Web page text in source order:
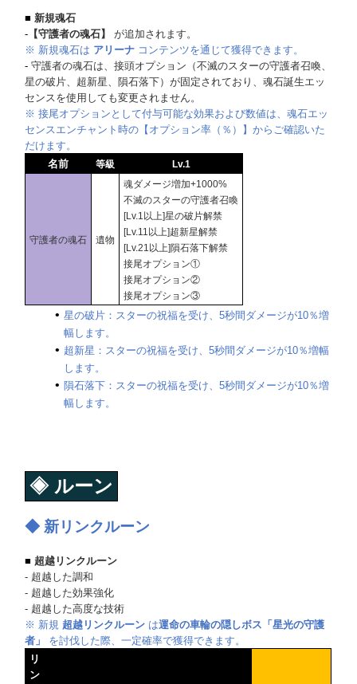
■新規魂石
- 【守護者の魂石】
が追加されます。
※ 新規魂石は アリーナ コンテンツを通じて獲得できます。
-守護者の魂石は、接頭オプション（不滅のスターの守護者召喚、
星の破片、超新星、隕石落下）が固定されており、魂石誕生エッ
センスを使用しても変更されません。
※ 接尾オプションとして付与可能な効果および数値は、魂石エッ
センスエンチャント時の【オプション率（％）】からご確認いた
だけます。
名前
等級 Lv.1
守護者の魂石 遺物
魂ダメージ増加+1000%
不滅のスターの守護者召喚
[Lv.1以上]星の破片解禁
[Lv.11以上]超新星解禁
[Lv.21以上]隕石落下解禁
接尾オプション①
接尾オプション②
接尾オプション③
星の破片：スターの祝福を受け、5秒間ダメージが10％増
幅します。
超新星：スターの祝福を受け、5秒間ダメージが10％増幅
します。
隕石落下：スターの祝福を受け、5秒間ダメージが10％増
幅します。
◈ ルーン
◆新リンクルーン
■超越リンクルーン
- 超越した調和
- 超越した効果強化
- 超越した高度な技術
※ 新規超越リンクルーン は運命の車輪の隠しボス「星光の守護
者」
を討伐した際、一定確率で獲得できます。
リ
ン